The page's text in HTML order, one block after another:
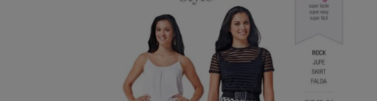
Πλέγματα